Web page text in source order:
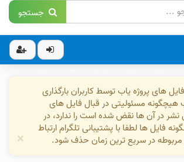
جستجو
های پروژه یاب توسط کاربران بارگذاری
هیچگونه مسئولیتی در قبال فایل های
در آن ها نقض شده است را ندارد، در
فایل ها لطفا با پشتیبانی تلگرام ارتباط
مربوطه در سریع ترین زمان حذف شود.
×